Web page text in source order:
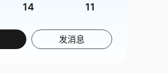
14 11
发消息